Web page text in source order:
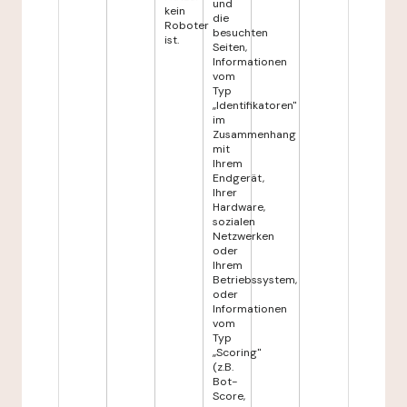
kein
Roboter
ist.
und
die
besuchten
Seiten,
Informationen
vom
Typ
„Identifikatoren"
im
Zusammenhang
mit
Ihrem
Endgerät,
Ihrer
Hardware,
sozialen
Netzwerken
oder
Ihrem
Betriebssystem,
oder
Informationen
vom
Typ
„Scoring"
(z.B.
Bot-
Score,